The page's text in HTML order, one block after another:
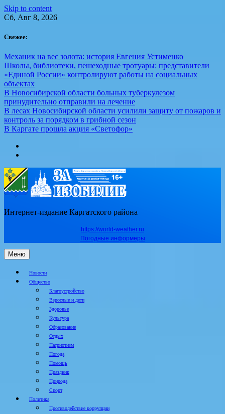
Skip to content
Сб, Авг 8, 2026
Свежее:
Механик на вес золота: история Евгения Устименко
Школы, библиотеки, пешеходные тротуары: представители
«Единой России» контролируют работы на социальных
объектах
В Новосибирской области больных туберкулезом
принудительно отправили на лечение
В лесах Новосибирской области усилили защиту от пожаров и
контроль за порядком в грибной сезон
В Каргате прошла акция «Светофор»
Интернет-издание Каргатского района
https://world-weather.ru
Погодные информеры
Меню
Новости
Общество
Благоустройство
Взрослые и дети
Здоровье
Культура
Образование
Отдых
Патриотизм
Погода
Помощь
Праздник
Природа
Спорт
Политика
Противодействие коррупции